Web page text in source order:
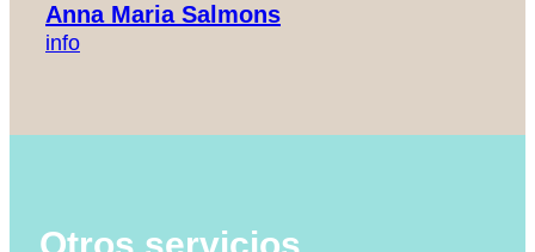
Anna Maria Salmons
info